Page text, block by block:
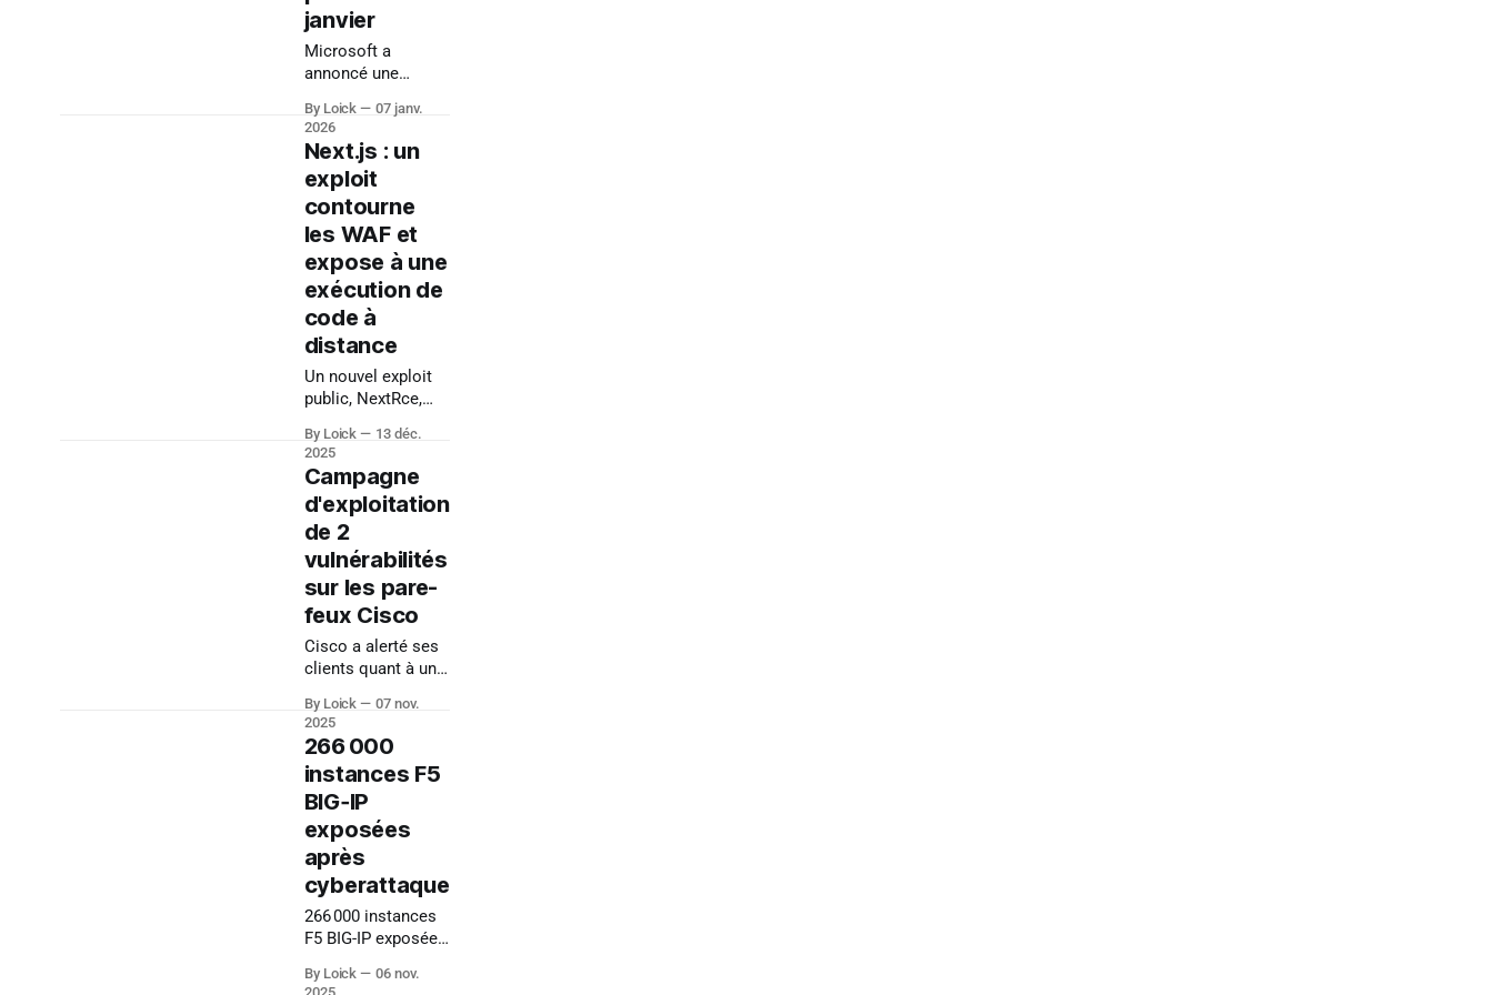
janvier
Microsoft a
annoncé une
importante de la
sécurité des
messages dans
Microsoft Teams :
à partir du
12 janvier 2026,
protections contre
les contenus
malveillants seront
activées par défaut
clients qui n’ont
pas personnalisé
leurs paramètres
de sécurité. Cette
initiative répond à
une augmentation
des
By Loick
07 janv.
2026
Next.js : un
exploit
contourne
les WAF et
expose à une
exécution de
code à
distance
Un nouvel exploit
public, NextRce,
une faiblesse
critique dans
l’implémentation
des React Server
Components (RSC)
du App Router de
Next.js. Associé à
la CVE-2025-55182
React2shell, cet
exploit permet une
exécution de code
manipulant la
désérialisation des
Server Actions. Le
point notable
By Loick
13 déc.
2025
Campagne
d'exploitation
de 2
vulnérabilités
sur les pare-
feux Cisco
Cisco a alerté ses
clients quant à une
exploitant deux
vulnérabilités dans
ses produits Cisco
Secure Firewall
ASA et Cisco
Secure Firewall
FTD.
By Loick
07 nov.
2025
266 000
instances F5
BIG‑IP
exposées
après
cyberattaque
266 000 instances
F5 BIG-IP exposées
données :
By Loick
06 nov.